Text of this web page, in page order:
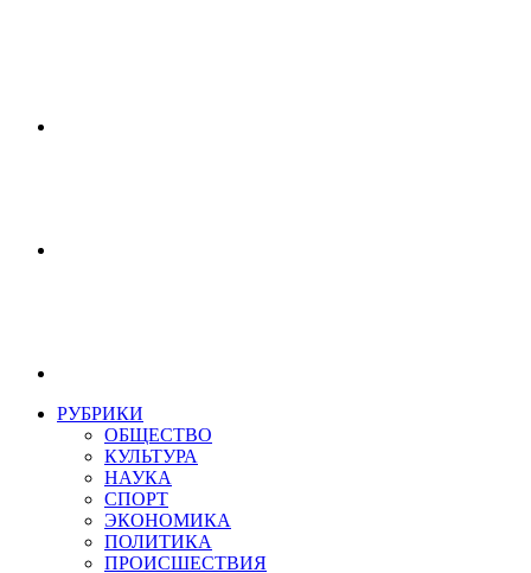
РУБРИКИ
ОБЩЕСТВО
КУЛЬТУРА
НАУКА
СПОРТ
ЭКОНОМИКА
ПОЛИТИКА
ПРОИСШЕСТВИЯ